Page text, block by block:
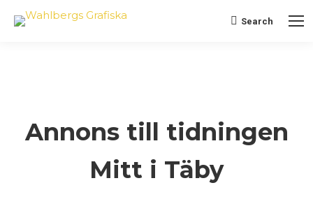
Search:
Search
Annons till tidningen
Mitt i Täby